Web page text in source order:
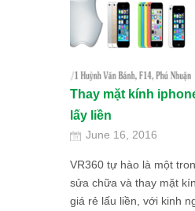
Thay mặt kính
lấy liền
June 16, 2016
VR360 tự hào là một
sửa chữa và thay mặt
giá rẻ lấu liền, với kinh